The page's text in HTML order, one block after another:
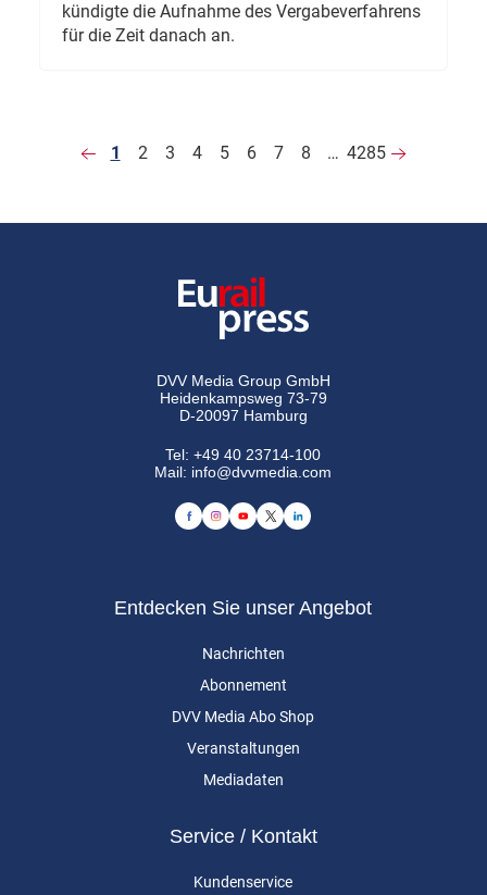
kündigte die Aufnahme des Vergabeverfahrens
für die Zeit danach an.
1 2 3 4 5 6 7 8 … 4285
DVV Media Group GmbH
Heidenkampsweg 73-79
D-20097 Hamburg
Tel:+49 40 23714-100
Mail: info@dvvmedia.com
Entdecken Sie unser Angebot
Nachrichten
Abonnement
DVV Media Abo Shop
Veranstaltungen
Mediadaten
Service / Kontakt
Kundenservice